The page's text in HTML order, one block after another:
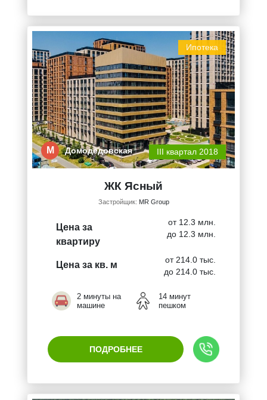
Ипотека
М Домодедовская III квартал 2018
ЖК Ясный
Застройщик: MR Group
Цена за
квартиру
от 12.3 млн.
до 12.3 млн.
Цена за кв. м
от 214.0 тыс.
до 214.0 тыс.
2 минуты на
машине
14 минут
пешком
ПОДРОБНЕЕ